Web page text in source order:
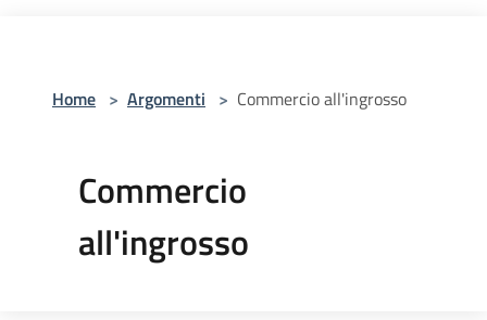
Home > Argomenti > Commercio all'ingrosso
Commercio
all'ingrosso